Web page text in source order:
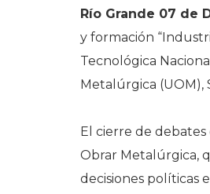
Río Grande 07 de
y formación
Tecnológica
Metalúrgica (UOM),
El cierre de
Obrar Metalúrgica,
decisiones políticas